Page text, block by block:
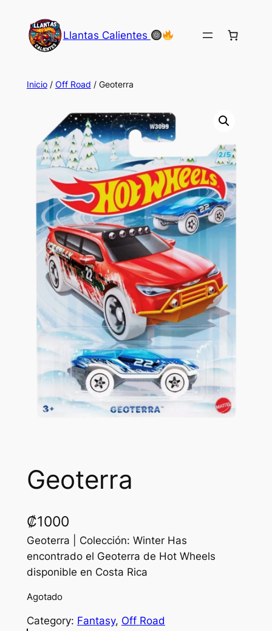
contenido
Llantas Calientes
Inicio/ Off Road / Geoterra
Geoterra
₡1000
Geoterra | Colección: Winter Has
encontrado el Geoterra de Hot Wheels
disponible en Costa Rica
Agotado
Category: Fantasy, Off Road